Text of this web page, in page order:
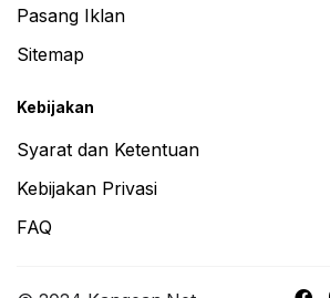
Pasang Iklan
Sitemap
Kebijakan
Syarat dan Ketentuan
Kebijakan Privasi
FAQ